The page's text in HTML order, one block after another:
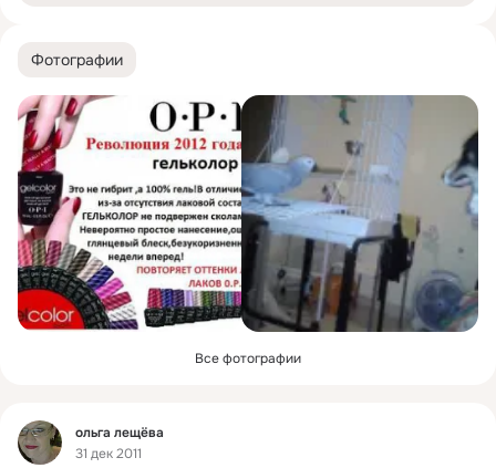
Фотографии
Все фотографии
Фид
ольга лещёва
31 дек 2011